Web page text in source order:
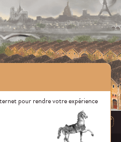
pour rendre votre expérience